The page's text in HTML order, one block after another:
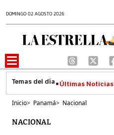
DOMINGO 02 AGOSTO 2026
Últimas Noticias
Inicio> Panamá> Nacional
NACIONAL